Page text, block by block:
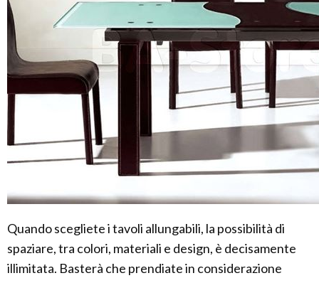
Quando scegliete i tavoli allungabili, la possibilità di
spaziare, tra colori, materiali e design, è decisamente
illimitata. Basterà che prendiate in considerazione